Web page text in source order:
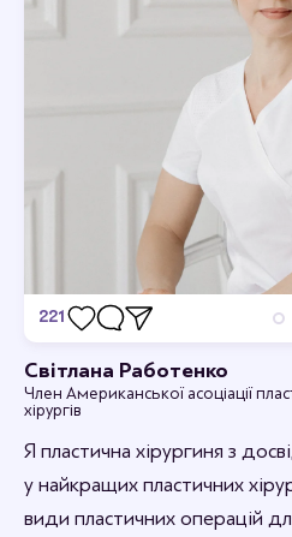
Світлана Работенко
Член Американської асоціації
хірургів
Я пластична хірургиня з
у найкращих пластичних
види пластичних операцій
221
Дивовижно, я в захваті.
rabotenkosvitlana